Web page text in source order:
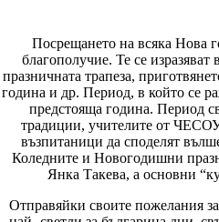
Посрещането на всяка Нова
благополучие. Те се
празничната трапеза,
година и др. Период, в който се
предстояща година. Период
традиции, учителите от
възпитаници да споделят
Коледните и Новогодишни
Янка Такева, а основни
Отправяйки своите пожелания